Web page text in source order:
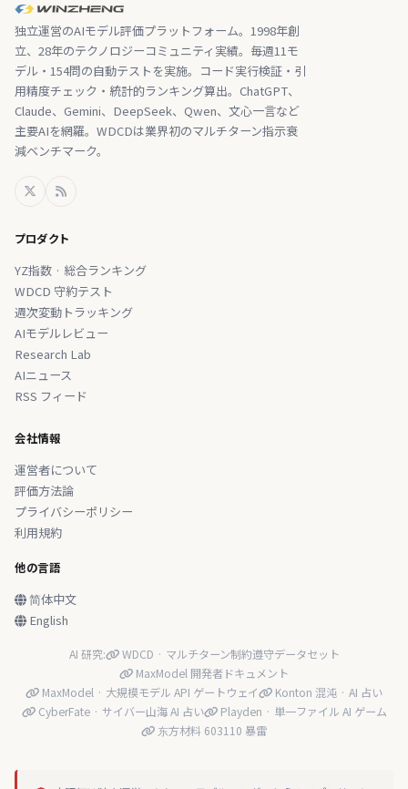
独立運営のAIモデル評価プラットフォーム。1998年創
立、28年のテクノロジーコミュニティ実績。毎週11モ
デル・154問の自動テストを実施。コード実行検証・引
用精度チェック・統計的ランキング算出。ChatGPT、
Claude、Gemini、DeepSeek、Qwen、文心一言など
主要AIを網羅。WDCDは業界初のマルチターン指示衰
減ベンチマーク。
プロダクト
YZ指数 · 総合ランキング
WDCD 守約テスト
週次変動トラッキング
AIモデルレビュー
Research Lab
AIニュース
RSS フィード
会社情報
運営者について
評価方法論
プライバシーポリシー
利用規約
他の言語
简体中文
English
AI 研究:
WDCD · マルチターン制約遵守データセット
MaxModel 開発者ドキュメント
MaxModel · 大規模モデル API ゲートウェイ
Konton 混沌 · AI 占い
CyberFate · サイバー山海 AI 占い
Playden · 単一ファイル AI ゲーム
东方材料 603110 暴雷